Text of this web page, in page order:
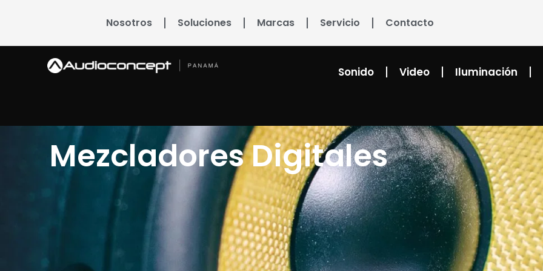
Nosotros Soluciones Marcas Servicio Contacto
Sonido Video Iluminación
Mezcladores Digitales